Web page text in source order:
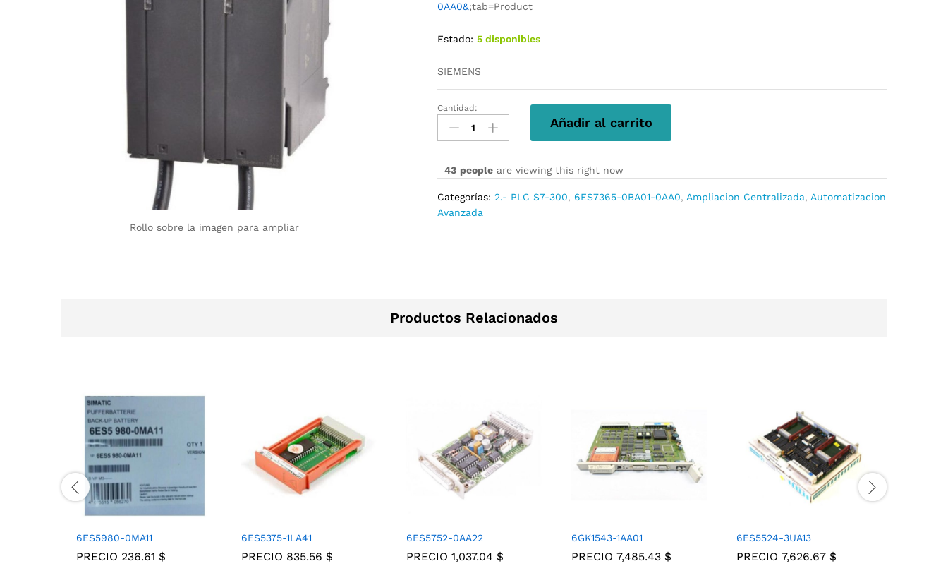
Rollo sobre la imagen para ampliar
0AA0&;tab=Product
Estado: 5 disponibles
SIEMENS
6ES7365-
0BA01-
0AA0
Cantidad:
Añadir al carrito
43 people are viewing this right now
Categorías: 2.- PLC S7-300, 6ES7365-0BA01-0AA0, Ampliacion Centralizada, Automatizacion
Avanzada
Productos Relacionados
6ES5980-0MA11
PRECIO 236.61 $
6ES5375-1LA41
PRECIO 835.56 $
6ES5752-0AA22
PRECIO 1,037.04 $
6GK1543-1AA01
PRECIO 7,485.43 $
6ES5524-3UA13
PRECIO 7,626.67 $